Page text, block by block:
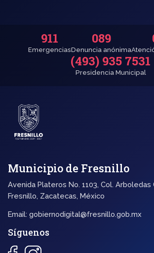
911
Emergencias
089
Denuncia anónima
(493) 935 7531
Presidencia Municipal
Municipio de Fresnillo
Avenida Plateros No. 1103, Col. Arboledas
Fresnillo, Zacatecas, México
Email: gobiernodigital@fresnillo.gob.mx
Síguenos